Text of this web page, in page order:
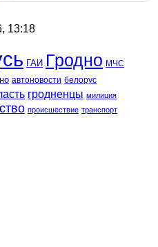
13:18
ГАИ Гродно МЧС
автоновости белорус
гродненцы милиция
происшествие транспорт